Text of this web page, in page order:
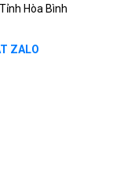
Hòa Bình
ZALO